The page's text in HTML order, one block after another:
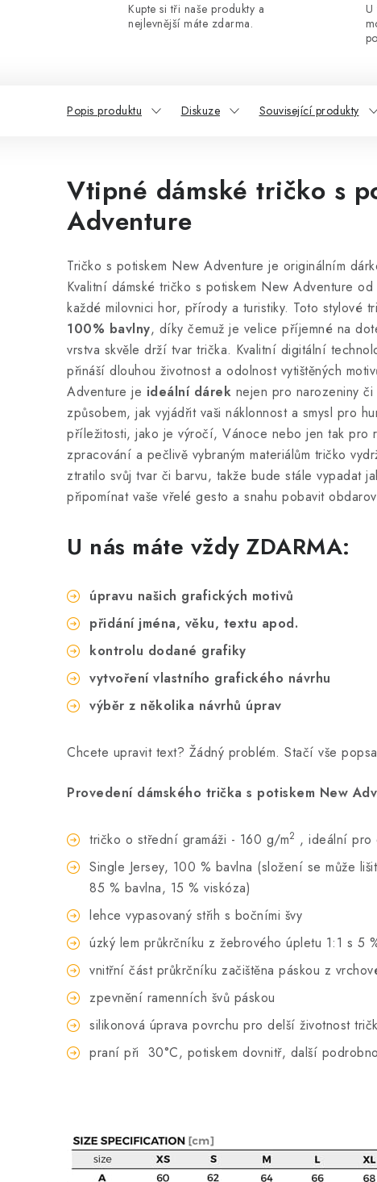
Kupte si tři naše produkty a
nejlevnější máte zdarma.
U
Popis produktu Diskuze Související produkty
Vtipné dámské tričko s
Adventure
Tričko s potiskem New Adventure je originálním
Kvalitní dámské tričko s potiskem New Adventure
každé milovnici hor, přírody a turistiky. Toto stylové
100% bavlny, díky čemuž je velice příjemné na
vrstva skvěle drží tvar trička. Kvalitní digitální
přináší dlouhou životnost a odolnost vytištěných
Adventure je ideální dárek nejen pro narozeniny či
způsobem, jak vyjádřit vaši náklonnost a smysl pro
příležitosti, jako je výročí, Vánoce nebo jen tak pro
zpracování a pečlivě vybraným materiálům tričko
ztratilo svůj tvar či barvu, takže bude stále vypadat
připomínat vaše vřelé gesto a snahu pobavit
U nás máte vždy ZDARMA:
úpravu našich grafických motivů
přidání jména, věku, textu apod.
kontrolu dodané grafiky
vytvoření vlastního grafického návrhu
výběr z několika návrhů úprav
Chcete upravit text? Žádný problém. Stačí vše
Provedení dámského trička s potiskem New
tričko o střední gramáži - 160 g/m2 , ideální pro
Single Jersey, 100 % bavlna (složení se může
85 % bavlna, 15 % viskóza)
lehce vypasovaný střih s bočními švy
úzký lem průkrčníku z žebrového úpletu 1:1 s 5
vnitřní část průkrčníku začištěna páskou z
zpevnění ramenních švů páskou
silikonová úprava povrchu pro delší životnost
praní při 30°C, potiskem dovnitř, další